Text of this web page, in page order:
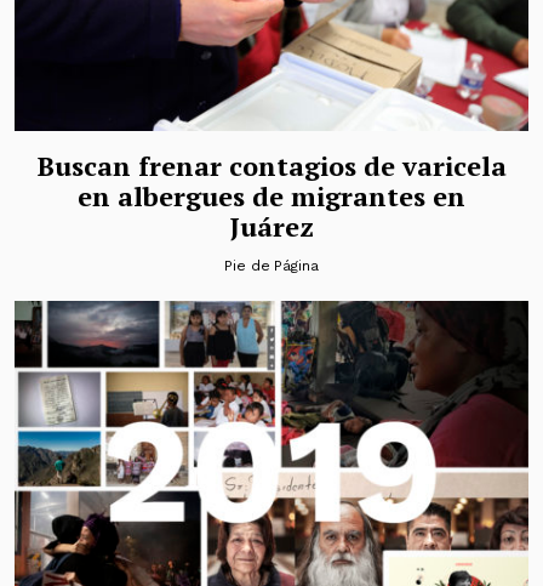
Buscan frenar contagios de varicela
en albergues de migrantes en
Juárez
Pie de Página